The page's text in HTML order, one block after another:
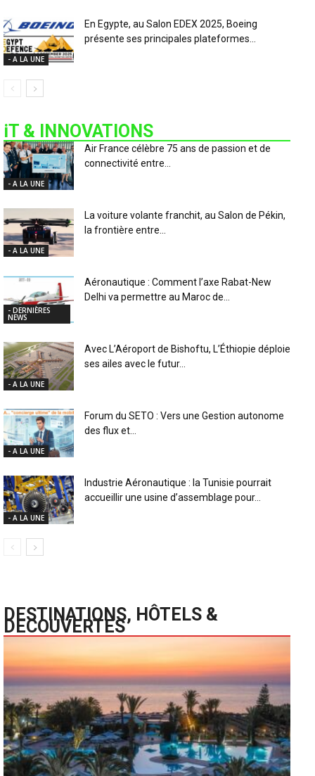
- A LA UNE
En Egypte, au Salon EDEX 2025, Boeing
présente ses principales plateformes...
iT & INNOVATIONS
- A LA UNE
Air France célèbre 75 ans de passion et de
connectivité entre...
- A LA UNE
La voiture volante franchit, au Salon de Pékin,
la frontière entre...
- DERNIÈRES
NEWS
Aéronautique : Comment l’axe Rabat-New
Delhi va permettre au Maroc de...
- A LA UNE
Avec L’Aéroport de Bishoftu, L’Éthiopie déploie
ses ailes avec le futur...
- A LA UNE
Forum du SETO : Vers une Gestion autonome
des flux et...
- A LA UNE
Industrie Aéronautique : la Tunisie pourrait
accueillir une usine d’assemblage pour...
DESTINATIONS, HÔTELS &
DECOUVERTES